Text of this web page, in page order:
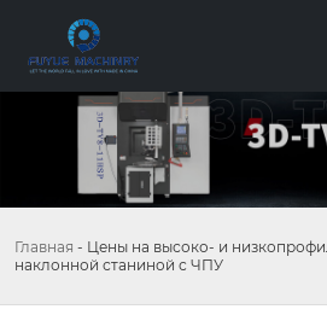
Главная - Цены на высоко- и
наклонной станиной с ЧПУ